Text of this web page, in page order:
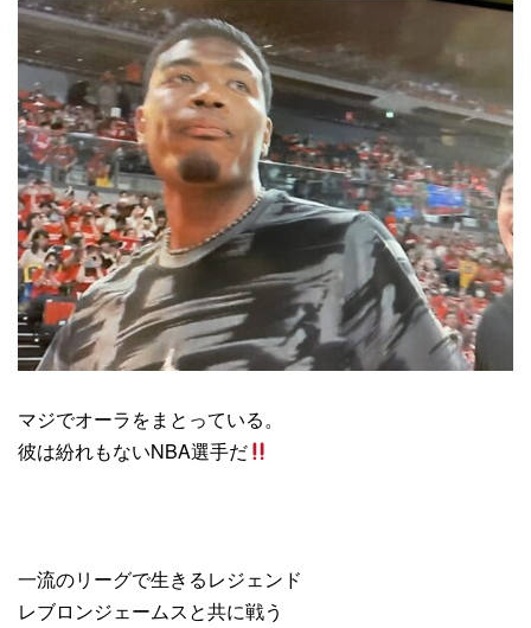
マジでオーラをまとっている。
彼は紛れもないNBA選手だ
一流のリーグで生きるレジェンド
レブロンジェームスと共に戦う